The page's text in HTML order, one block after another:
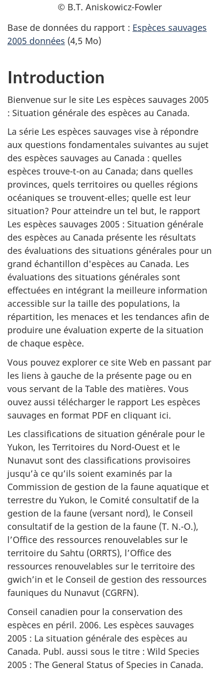
© B.T. Aniskowicz-Fowler
Base de données du rapport : Espèces sauvages
2005 données (4,5 Mo)
Introduction
Bienvenue sur le site Les espèces sauvages 2005
: Situation générale des espèces au Canada.
La série Les espèces sauvages vise à répondre
aux questions fondamentales suivantes au sujet
des espèces sauvages au Canada : quelles
espèces trouve-t-on au Canada; dans quelles
provinces, quels territoires ou quelles régions
océaniques se trouvent-elles; quelle est leur
situation? Pour atteindre un tel but, le rapport
Les espèces sauvages 2005 : Situation générale
des espèces au Canada présente les résultats
des évaluations des situations générales pour un
grand échantillon d'espèces au Canada. Les
évaluations des situations générales sont
effectuées en intégrant la meilleure information
accessible sur la taille des populations, la
répartition, les menaces et les tendances afin de
produire une évaluation experte de la situation
de chaque espèce.
Vous pouvez explorer ce site Web en passant par
les liens à gauche de la présente page ou en
vous servant de la Table des matières. Vous
ouvez aussi télécharger le rapport Les espèces
sauvages en format PDF en cliquant ici.
Les classifications de situation générale pour le
Yukon, les Territoires du Nord-Ouest et le
Nunavut sont des classifications provisoires
jusqu’à ce qu’ils soient examinés par la
Commission de gestion de la faune aquatique et
terrestre du Yukon, le Comité consultatif de la
gestion de la faune (versant nord), le Conseil
consultatif de la gestion de la faune (T. N.-O.),
l’Office des ressources renouvelables sur le
territoire du Sahtu (ORRTS), l’Office des
ressources renouvelables sur le territoire des
gwich’in et le Conseil de gestion des ressources
fauniques du Nunavut (CGRFN).
Conseil canadien pour la conservation des
espèces en péril. 2006. Les espèces sauvages
2005 : La situation générale des espèces au
Canada. Publ. aussi sous le titre : Wild Species
2005 : The General Status of Species in Canada.